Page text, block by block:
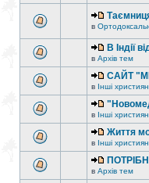
в
В Індії
в Архів тем
САЙТ
в Інші
в Інші
Життя
в Інші
в Архів тем